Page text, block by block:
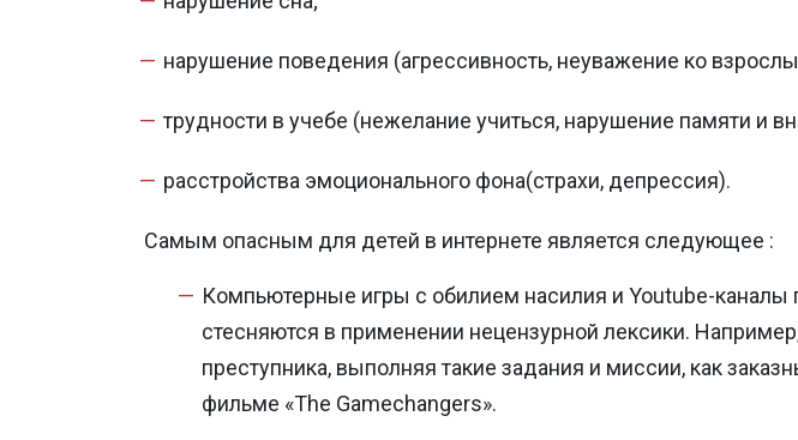
нарушение поведения (агрессивность, неуважение ко
трудности в учебе (нежелание учиться, нарушение памяти и
расстройства эмоционального фона(страхи, депрессия).
Самым опасным для детей в интернете является следующее :
Компьютерные игры с обилием насилия и Youtube-
стесняются в применении нецензурной лексики.
преступника, выполняя такие задания и миссии, как
фильме «The Gamechangers».